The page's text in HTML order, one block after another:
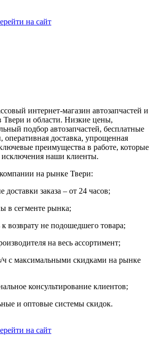
на сайт
интернет-магазин автозапчастей и
Твери и области. Низкие цены,
подбор автозапчастей, бесплатные
оперативная доставка, упрощенная
преимущества в работе, которые
исключения наши клиенты.
на рынке Твери:
заказа – от 24 часов;
в сегменте рынка;
возврату не подошедшего товара;
на весь ассортимент;
ч с максимальными скидками на рынке
консультирование клиентов;
и оптовые системы скидок.
на сайт